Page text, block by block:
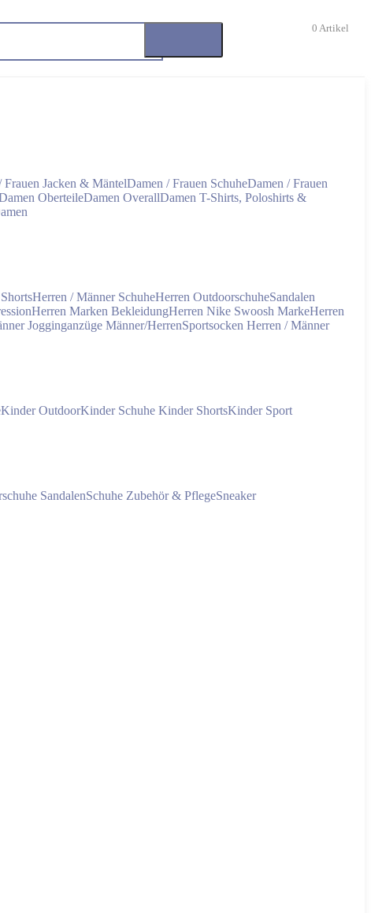
0 Artikel
Frauen Jacken & MäntelDamen / Frauen SchuheDamen / Frauen
OberteileDamen OverallDamen T-Shirts, Poloshirts &
Herren / Männer SchuheHerren OutdoorschuheSandalen
Herren Marken BekleidungHerren Nike Swoosh MarkeHerren
Jogginganzüge Männer/HerrenSportsocken Herren / Männer
Kinder OutdoorKinder Schuhe Kinder ShortsKinder Sport
SandalenSchuhe Zubehör & PflegeSneaker